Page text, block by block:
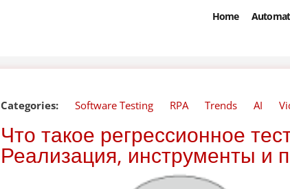
Home
Categories: Software Testing RPA Trends AI
Что такое регрессионное
Реализация, инструменты и